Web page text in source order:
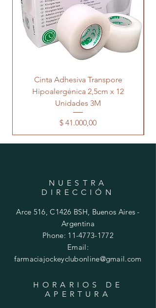
Cinta Adhesiva Transpore
Hipoalergénica 2,5cm x 12
Unidades 3M
Precio
$ 41.000,00
NUESTRA
DIRECCIÓN
Arce 516, C1426 BSH, Buenos Aires -
Argentina
Phone: 11-4773-1772
Email:
farmaciajockeyclubonline@gmail.com
HORARIOS DE
APERTURA